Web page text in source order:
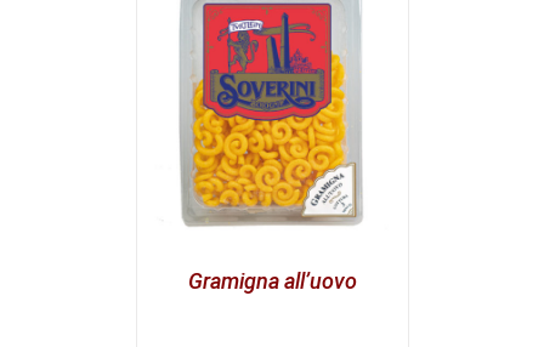
Gramigna all’uovo